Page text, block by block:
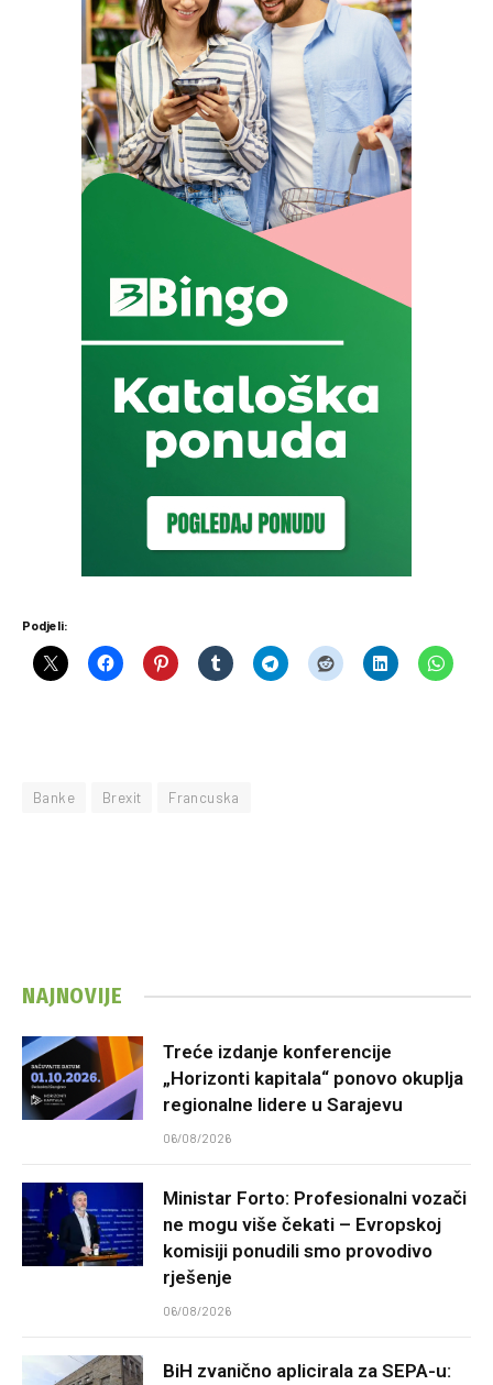
Podjeli:
Banke Brexit Francuska
NAJNOVIJE
Treće izdanje konferencije
„Horizonti kapitala“ ponovo okuplja
regionalne lidere u Sarajevu
06/08/2026
Ministar Forto: Profesionalni vozači
ne mogu više čekati – Evropskoj
komisiji ponudili smo provodivo
rješenje
06/08/2026
BiH zvanično aplicirala za SEPA-u: